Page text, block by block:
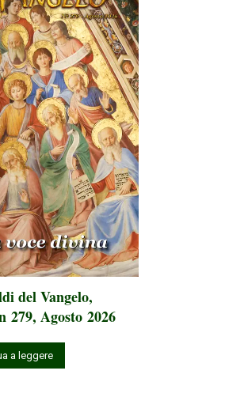
del Vangelo,
Agosto 2026
a leggere